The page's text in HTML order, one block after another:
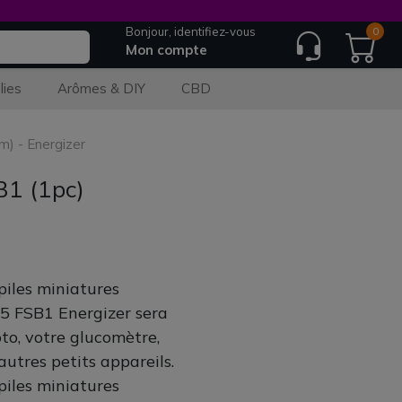
Bonjour, identifiez-vous
Mon compte
0
Arômes & DIY CBD
- Energizer
(1pc)
miniatures
FSB1 Energizer sera
votre glucomètre,
petits appareils.
miniatures